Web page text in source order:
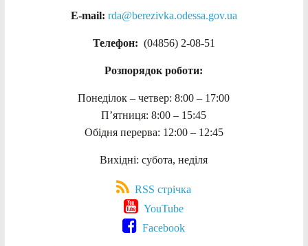
E-mail: rda@berezivka.odessa.gov.ua
Телефон: (04856) 2-08-51
Розпорядок роботи:
Понеділок – четвер: 8:00 – 17:00
П’ятниця: 8:00 – 15:45
Обідня перерва: 12:00 – 12:45
Вихідні: субота, неділя
RSS стрічка
YouTube
Facebook